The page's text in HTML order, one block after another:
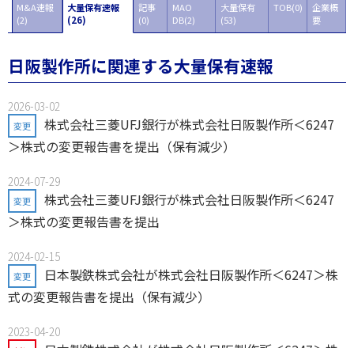
M&A速報
(2)
大量保有速報
(26)
記事
(0)
MAO
DB(2)
大量保有
(53)
TOB(0)
企業概
要
日阪製作所に関連する大量保有速報
2026-03-02
変更
株式会社三菱UFJ銀行が株式会社日阪製作所＜6247
＞株式の変更報告書を提出（保有減少）
2024-07-29
変更
株式会社三菱UFJ銀行が株式会社日阪製作所＜6247
＞株式の変更報告書を提出
2024-02-15
変更
日本製鉄株式会社が株式会社日阪製作所＜6247＞株
式の変更報告書を提出（保有減少）
2023-04-20